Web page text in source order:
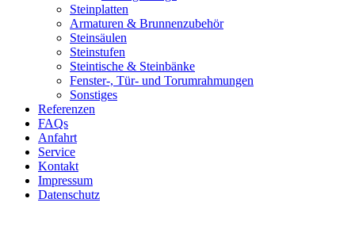
Steinplatten
Armaturen & Brunnenzubehör
Steinsäulen
Steinstufen
Steintische & Steinbänke
Fenster-, Tür- und Torumrahmungen
Sonstiges
Referenzen
FAQs
Anfahrt
Service
Kontakt
Impressum
Datenschutz